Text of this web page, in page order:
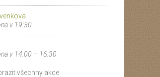
v 19:30
v 14:00 – 16:30
všechny akce